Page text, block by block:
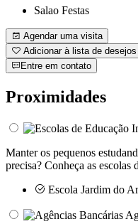
Salao Festas
Agendar uma visita
Adicionar à lista de desejos
Entre em contato
Proximidades
Manter os pequenos
precisa? Conheça as escolas
Escola Jardim do